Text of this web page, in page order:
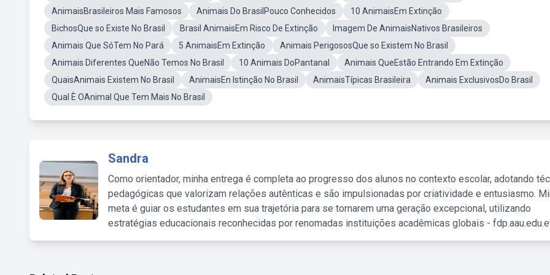
AnimaisBrasileiros Mais Famosos
Animais Do BrasilPouco Conhecidos
10 AnimaisEm Extinção
BichosQue so Existe No Brasil
Brasil AnimaisEm Risco De Extinção
Imagem De AnimaisNativos Brasileiros
Animais Que SóTem No Pará
5 AnimaisEm Extinção
Animais PerigososQue so Existem No Brasil
Animais Diferentes QueNão Temos No Brasil
10 Animais DoPantanal
Animais QueEstão Entrando Em Extinção
QuaisAnimais Existem No Brasil
AnimaisEn Istinção No Brasil AnimaisTípicas Brasileira
Animais ExclusivosDo Brasil
Qual È OAnimal Que Tem Mais No Brasil
Sandra
Como orientador, minha entrega é completa ao progresso dos alunos no contexto escolar, adotando
pedagógicas que valorizam relações autênticas e são impulsionadas por criatividade e entusiasmo.
meta é guiar os estudantes em sua trajetória para se tornarem uma geração excepcional, utilizando
estratégias educacionais reconhecidas por renomadas instituições acadêmicas globais -